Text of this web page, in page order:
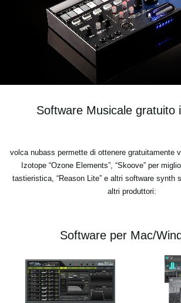
Software Musicale gratuito
volca nubass permette di ottenere gratuitamente
Izotope “Ozone Elements”, “Skoove” per
tastieristica, “Reason Lite” e altri software synth
altri produttori:
Software per Mac/